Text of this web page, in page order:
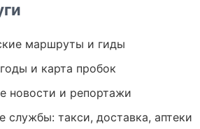
маршруты и гиды
и карта пробок
новости и репортажи
службы: такси, доставка, аптеки